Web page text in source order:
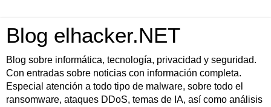
Blog elhacker.NET
Blog sobre informática, tecnología, privacidad y seguridad.
Con entradas sobre noticias con información completa.
Especial atención a todo tipo de malware, sobre todo el
ransomware, ataques DDoS, temas de IA, así como análisis